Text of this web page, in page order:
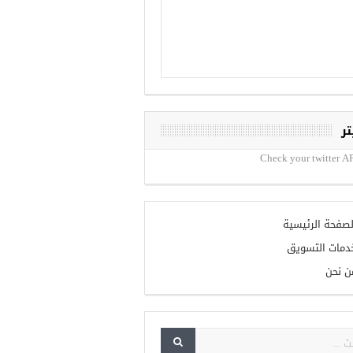
Check your twitter
الرئيسية
التسويق
نحن